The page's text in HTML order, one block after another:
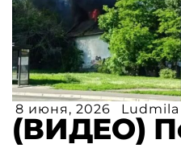
8 июня, 2026 Ludmila
(ВИДЕО)